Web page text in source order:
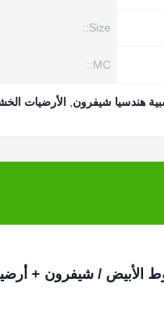
Size::
MC::
هندسيا شيفرون الأرضيات
الأبيض / شيفرون +